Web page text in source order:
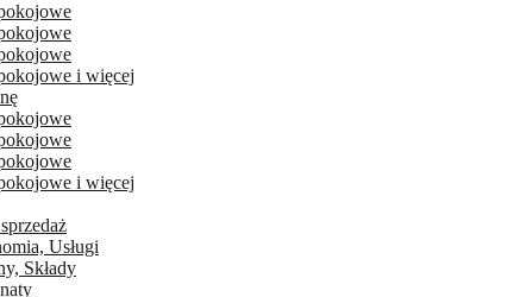
i więcej
i więcej
Usługi
Składy